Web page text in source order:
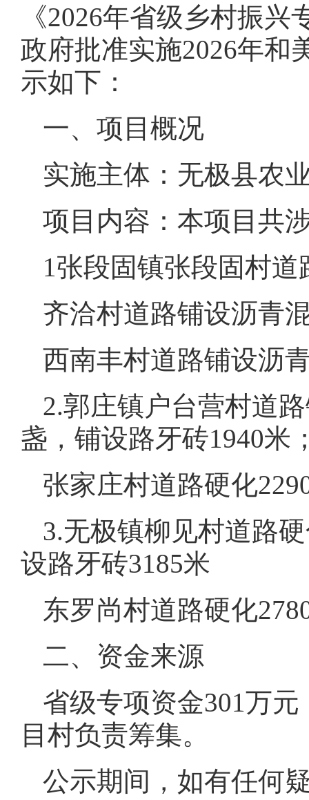
《2026年省级乡村振
政府批准实施2026年和
示如下：
一、项目概况
实施主体：无极县农
项目内容：本项目共
1张段固镇张段固村
齐洽村道路铺设沥青
西南丰村道路铺设沥
2.郭庄镇户台营村道
盏，铺设路牙砖1940米
张家庄村道路硬化
3.无极镇柳见村道路
设路牙砖3185米
东罗尚村道路硬化
二、资金来源
省级专项资金301万
目村负责筹集。
公示期间，如有任何